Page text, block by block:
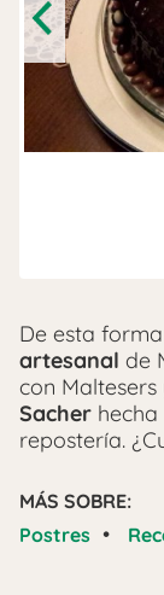
De esta
artesanal de
con
Sacher
repostería.
MÁS SOBRE:
Postres •